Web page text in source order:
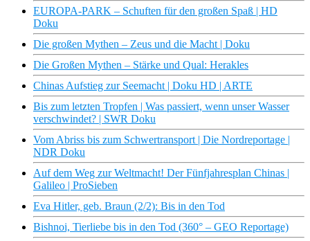
EUROPA-PARK – Schuften für den großen Spaß | HD
Doku
Die großen Mythen – Zeus und die Macht | Doku
Die Großen Mythen – Stärke und Qual: Herakles
Chinas Aufstieg zur Seemacht | Doku HD | ARTE
Bis zum letzten Tropfen | Was passiert, wenn unser Wasser
verschwindet? | SWR Doku
Vom Abriss bis zum Schwertransport | Die Nordreportage |
NDR Doku
Auf dem Weg zur Weltmacht! Der Fünfjahresplan Chinas |
Galileo | ProSieben
Eva Hitler, geb. Braun (2/2): Bis in den Tod
Bishnoi, Tierliebe bis in den Tod (360° – GEO Reportage)